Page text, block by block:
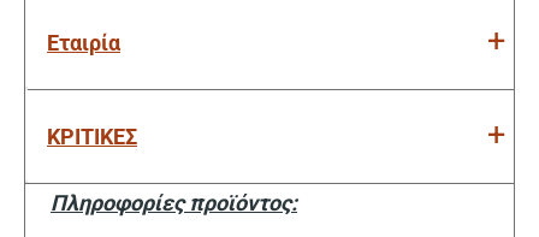
Εταιρία
ΚΡΙΤΙΚΕΣ
Πληροφορίες προϊόντος: